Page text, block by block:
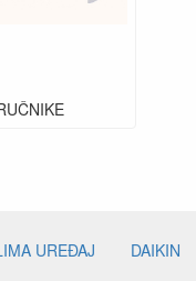
UREĐAJ DAIKIN